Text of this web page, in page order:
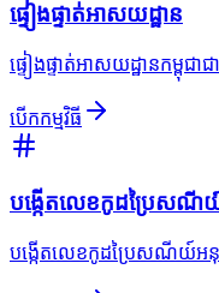
ផ្ទៀងផ្ទាត់អាសយដ្ឋាន
ផ្ទៀងផ្ទាត់អាសយដ្ឋានកម្
បើកកម្មវិធី
បង្កើតលេខកូដប្រៃសណី
បង្កើតលេខកូដប្រៃសណីយ៍អនុវត្